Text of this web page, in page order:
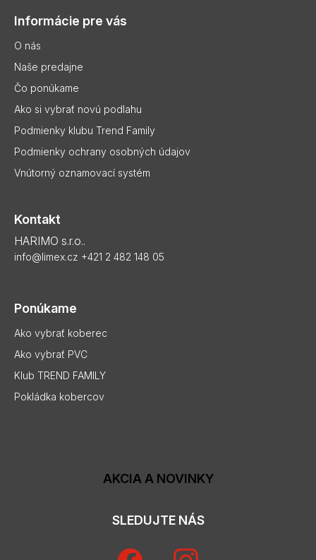
Informácie pre vás
O nás
Naše predajne
Čo ponúkame
Ako si vybrať novú podlahu
Podmienky klubu Trend Family
Podmienky ochrany osobných údajov
Vnútorný oznamovací systém
Kontakt
HARIMO s.r.o..
info@limex.cz +421 2 482 148 05
Ponúkame
Ako vybrať koberec
Ako vybrať PVC
Klub TREND FAMILY
Pokládka kobercov
AKCIA A NOVINKY
SLEDUJTE NÁS